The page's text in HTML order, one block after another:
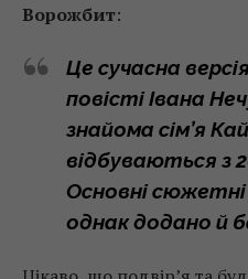
Ворожбит:
Це сучасна
повісті Івана
знайома сім’я
відбуваються з
Основні сюжетні
однак додано й